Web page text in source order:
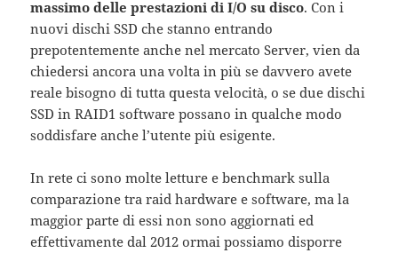
massimo delle prestazioni di I/O su disco. Con i
nuovi dischi SSD che stanno entrando
prepotentemente anche nel mercato Server, vien da
chiedersi ancora una volta in più se davvero avete
reale bisogno di tutta questa velocità, o se due dischi
SSD in RAID1 software possano in qualche modo
soddisfare anche l’utente più esigente.
In rete ci sono molte letture e benchmark sulla
comparazione tra raid hardware e software, ma la
maggior parte di essi non sono aggiornati ed
effettivamente dal 2012 ormai possiamo disporre